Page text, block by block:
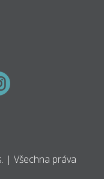
| Všechna práva